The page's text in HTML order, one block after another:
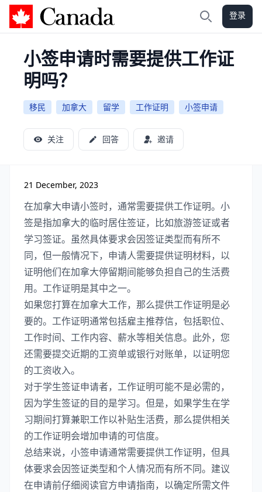
加拿大攻略 登录
小签申请时需要提供工作证
明吗？
移民 加拿大 留学 工作证明 小签申请
关注 回答 邀请
21 December, 2023
在加拿大申请小签时，通常需要提供工作证明。小
签是指加拿大的临时居住签证，比如旅游签证或者
学习签证。虽然具体要求会因签证类型而有所不
同，但一般情况下，申请人需要提供证明材料，以
证明他们在加拿大停留期间能够负担自己的生活费
用。工作证明是其中之一。
如果您打算在加拿大工作，那么提供工作证明是必
要的。工作证明通常包括雇主推荐信，包括职位、
工作时间、工作内容、薪水等相关信息。此外，您
还需要提交近期的工资单或银行对账单，以证明您
的工资收入。
对于学生签证申请者，工作证明可能不是必需的，
因为学生签证的目的是学习。但是，如果学生在学
习期间打算兼职工作以补贴生活费，那么提供相关
的工作证明会增加申请的可信度。
总结来说，小签申请通常需要提供工作证明，但具
体要求会因签证类型和个人情况而有所不同。建议
在申请前仔细阅读官方申请指南，以确定所需文件